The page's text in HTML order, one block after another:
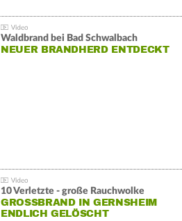
Waldbrand bei Bad Schwalbach
NEUER BRANDHERD ENTDECKT
10 Verletzte - große Rauchwolke
GROSSBRAND IN GERNSHEIM E
NDLICH GELÖSCHT